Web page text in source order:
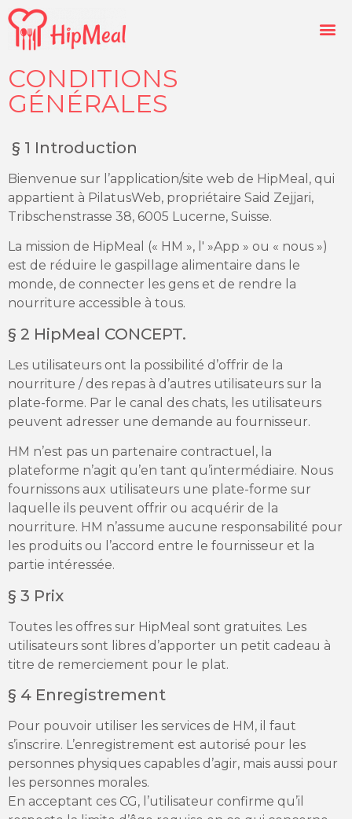
CONDITIONS
GÉNÉRALES
§ 1 Introduction
Bienvenue sur l’application/site web de HipMeal, qui
appartient à PilatusWeb, propriétaire Said Zejjari,
Tribschenstrasse 38, 6005 Lucerne, Suisse.
La mission de HipMeal (« HM », l' »App » ou « nous »)
est de réduire le gaspillage alimentaire dans le
monde, de connecter les gens et de rendre la
nourriture accessible à tous.
§ 2 HipMeal CONCEPT.
Les utilisateurs ont la possibilité d’offrir de la
nourriture / des repas à d’autres utilisateurs sur la
plate-forme. Par le canal des chats, les utilisateurs
peuvent adresser une demande au fournisseur.
HM n’est pas un partenaire contractuel, la
plateforme n’agit qu’en tant qu’intermédiaire. Nous
fournissons aux utilisateurs une plate-forme sur
laquelle ils peuvent offrir ou acquérir de la
nourriture. HM n’assume aucune responsabilité pour
les produits ou l’accord entre le fournisseur et la
partie intéressée.
§ 3 Prix
Toutes les offres sur HipMeal sont gratuites. Les
utilisateurs sont libres d’apporter un petit cadeau à
titre de remerciement pour le plat.
§ 4 Enregistrement
Pour pouvoir utiliser les services de HM, il faut
s’inscrire. L’enregistrement est autorisé pour les
personnes physiques capables d’agir, mais aussi pour
les personnes morales.
En acceptant ces CG, l’utilisateur confirme qu’il